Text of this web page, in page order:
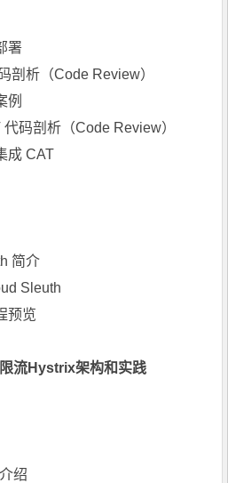
署
剖析（Code Review）
例
码剖析（Code Review）
成 CAT
简介
Sleuth
预览
流Hystrix架构和实践
绍